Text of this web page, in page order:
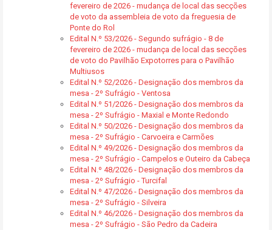
fevereiro de 2026 - mudança de local das secções
de voto da assembleia de voto da freguesia de
Ponte do Rol
Edital N.º 53/2026 - Segundo sufrágio - 8 de
fevereiro de 2026 - mudança de local das secções
de voto do Pavilhão Expotorres para o Pavilhão
Multiusos
Edital N.º 52/2026 - Designação dos membros da
mesa - 2º Sufrágio - Ventosa
Edital N.º 51/2026 - Designação dos membros da
mesa - 2º Sufrágio - Maxial e Monte Redondo
Edital N.º 50/2026 - Designação dos membros da
mesa - 2º Sufrágio - Carvoeira e Carmões
Edital N.º 49/2026 - Designação dos membros da
mesa - 2º Sufrágio - Campelos e Outeiro da Cabeça
Edital N.º 48/2026 - Designação dos membros da
mesa - 2º Sufrágio - Turcifal
Edital N.º 47/2026 - Designação dos membros da
mesa - 2º Sufrágio - Silveira
Edital N.º 46/2026 - Designação dos membros da
mesa - 2º Sufrágio - São Pedro da Cadeira